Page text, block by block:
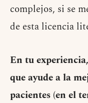
complejos, si se
de esta licencia
En tu
que ayude a la
pacientes (en el